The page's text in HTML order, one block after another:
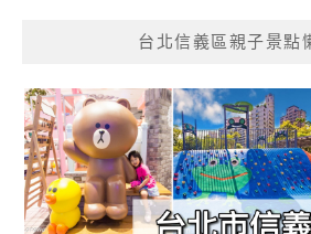
台北信義區親子景點